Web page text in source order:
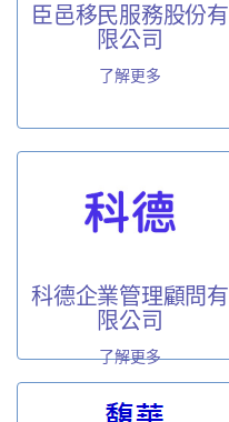
臣邑移民服務股份有
限公司
了解更多
科德企業管理顧問有
限公司
了解更多